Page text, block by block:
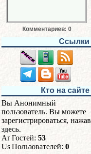
Комментариев: 0
Ссылки
Кто на сайте
Вы Анонимный
пользователь. Вы можете
зарегистрироваться, нажав
здесь.
Гостей: 53
Пользователей: 0